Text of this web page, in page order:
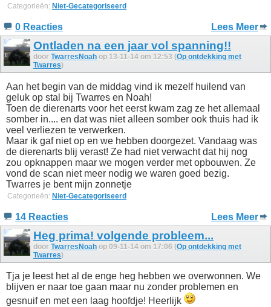
Categorieën: Niet-Gecategoriseerd
0 Reacties Lees Meer
Ontladen na een jaar vol spanning!!
door TwarresNoah op 13-11-14 om 12:53 (Op ontdekking met
Twarres)
Aan het begin van de middag vind ik mezelf huilend van
geluk op stal bij Twarres en Noah!
Toen de dierenarts voor het eerst kwam zag ze het allemaal
somber in.... en dat was niet alleen somber ook thuis had ik
veel verliezen te verwerken.
Maar ik gaf niet op en we hebben doorgezet. Vandaag was
de dierenarts blij verast! Ze had niet verwacht dat hij nog
zou opknappen maar we mogen verder met opbouwen. Ze
vond de scan niet meer nodig we waren goed bezig.
Twarres je bent mijn zonnetje
Categorieën: Niet-Gecategoriseerd
14 Reacties Lees Meer
Heg prima! volgende probleem...
door TwarresNoah op 09-11-14 om 17:06 (Op ontdekking met
Twarres)
Tja je leest het al de enge heg hebben we overwonnen. We
blijven er naar toe gaan maar nu zonder problemen en
gesnuif en met een laag hoofdje! Heerlijk